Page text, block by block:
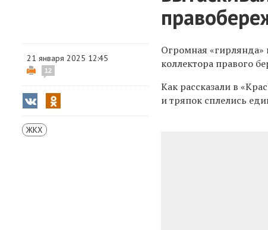
21 января 2025 12:45
12
ЖКХ
Огромная «гирлянда»
коллектора правого
Как рассказали в
и тряпок сплелись